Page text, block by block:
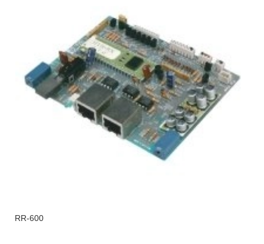
RR-600